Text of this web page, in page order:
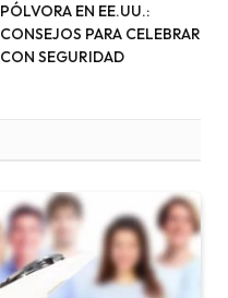
PÓLVORA EN EE.UU.:
CONSEJOS PARA CELEBRAR
CON SEGURIDAD